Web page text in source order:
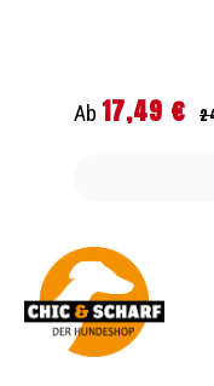
Verkaufspreis:
Ab 17,49 €